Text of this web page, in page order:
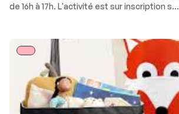
de 16h à 17h. L'activité est sur inscription s...